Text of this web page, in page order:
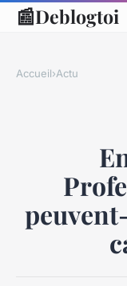
📰Deblogtoi
Accueil›Actu